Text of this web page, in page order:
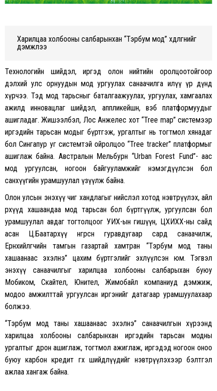
Харилцаа холбооны салбарынхан “Тэрбум мод” хөдөлгөөнийг
дэмжлээ
Технологийн шийдэл, иргэд олон нийтийн оролцоотойгоор
дэлхий улс орнуудын мод ургуулах санаачилга илүү үр дүнд
хүрчээ. Тэд мод тарьсныг баталгаажуулах, ургуулах, хамгаалах
ажилд инновацлаг шийдэл, аппликейшн, вэб платформуудыг
ашигладаг. Жишээлбэл, Лос Анжелес хот “Tree map” системээр
иргэдийн тарьсан модыг бүртгэж, ургалтыг нь тогтмол хянадаг
бол Сингапур уг системтэй ойролцоо “Tree tracker” платформыг
ашиглаж байна. Австралын Мельбурн “Urban Forest Fund”- аас
мод ургуулсан, ногоон байгууламжийг нэмэгдүүлсэн бол
санхүүгийн урамшуулал үзүүлж байна.
Олон улсын энэхүү чиг хандлагыг нийслэл хотод нэвтрүүлэх, айл
өрхүүд хашаандаа мод тарьсан бол бүртгүүлж, ургуулсан бол
урамшуулал авдаг тогтолцоог УИХ-ын гишүүн, ЦХИХХ-ны сайд
асан Ц.Баатархүү өнгөрсөн гуравдугаар сард санаачилж,
Ерөнхийлөгчийн тамгын газартай хамтран “Тэрбум мод таны
хашаанаас эхэлнэ” цахим бүртгэлийг эхлүүлсэн юм. Тэгвэл
энэхүү санаачилгыг харилцаа холбооны салбарыхан буюу
Мобиком, Скайтел, Юнител, Жимобайл компаниуд дэмжиж,
модоо амжилттай ургуулсан иргэнийг датагаар урамшуулахаар
болжээ.
“Тэрбум мод таны хашаанаас эхэлнэ” санаачилгын хүрээнд
харилцаа холбооны салбарынхан иргэдийн тарьсан модны
ургалтыг дрон ашиглаж, тогтмол ажиглаж, иргэдэд ногоон оноо
буюу карбон кредит өгөх шийдлүүдийг нэвтрүүлэхээр бэлтгэл
ажлаа хангаж байна.